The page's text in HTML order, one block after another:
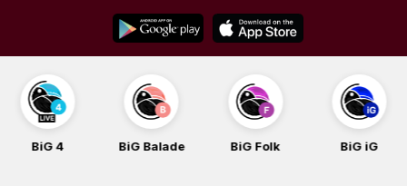
content
BiG 4 BiG Balade BiG Folk BiG iG